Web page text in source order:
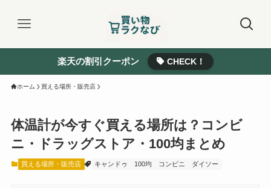
楽天の割引クーポン CHECK！
ホーム 買える場所・販売店
体温計が今すぐ買える場所は？コンビ
ニ・ドラッグストア・100均まとめ
買える場所・販売店 キャンドゥ 100均 コンビニ ダイソー